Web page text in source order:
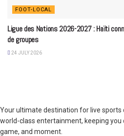
FOOT-LOCAL
Ligue des Nations 2026-2027 : Haïti
de groupes
24 JULY 2026
Your ultimate destination for live sports
world-class entertainment, keeping you
game, and moment.